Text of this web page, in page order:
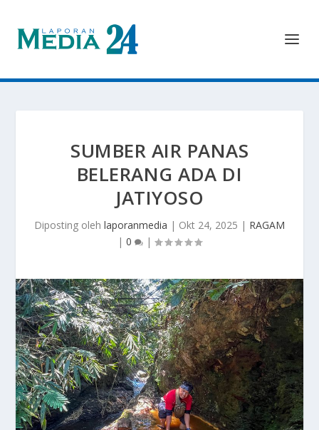
SUMBER AIR PANAS
BELERANG ADA DI
JATIYOSO
Diposting oleh laporanmedia | Okt 24, 2025 | RAGAM
| 0 |